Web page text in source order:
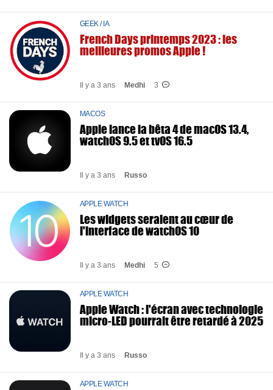
GEEK / IA
French Days printemps 2023 : les
meilleures promos Apple !
Il y a 3 ans Medhi 3
MACOS
Apple lance la bêta 4 de macOS 13.4,
watchOS 9.5 et tvOS 16.5
Il y a 3 ans Russo
APPLE WATCH
Les widgets seraient au cœur de
l'interface de watchOS 10
Il y a 3 ans Medhi 5
APPLE WATCH
Apple Watch : l'écran avec technologie
micro-LED pourrait être retardé à 2025
Il y a 3 ans Russo
APPLE WATCH